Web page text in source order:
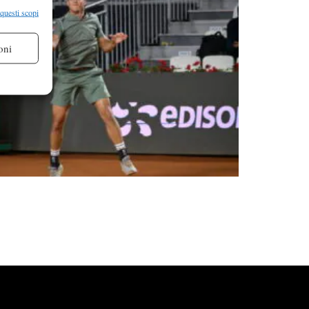
attivo
scopi